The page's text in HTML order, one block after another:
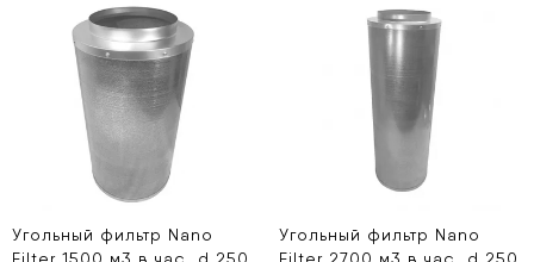
Угольный фильтр Nano
Угольный фильтр Nano